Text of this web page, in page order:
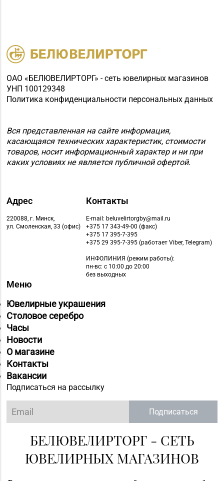
ОАО «БЕЛЮВЕЛИРТОРГ» - сеть ювелирных магазинов
УНП 100129348
Политика конфиденциальности персональных данных
Вся представленная на сайте информация,
касающаяся технических характеристик, стоимости
товаров, носит информационный характер и ни при
каких условиях не является публичной офертой.
Адрес
220088, г. Минск,
ул. Смоленская, 33 (офис)
Контакты
E-mail: beluvelirtorgby@mail.ru
+375 17 343-49-00 (факс)
+375 17 395-7-395
+375 29 395-7-395 (работает Viber, Telegram)
ИНФОЛИНИЯ (режим работы):
пн-вс: с 10:00 до 20:00
без выходных
Меню
Ювелирные украшения
Столовое серебро
Часы
Новости
О магазине
Контакты
Вакансии
Подписаться на рассылку
Подписаться
БЕЛЮВЕЛИРТОРГ - СЕТЬ
ЮВЕЛИРНЫХ МАГАЗИНОВ